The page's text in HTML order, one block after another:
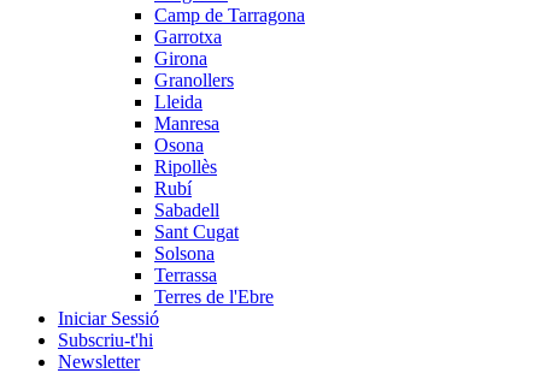
Camp de Tarragona
Garrotxa
Girona
Granollers
Lleida
Manresa
Osona
Ripollès
Rubí
Sabadell
Sant Cugat
Solsona
Terrassa
Terres de l'Ebre
Iniciar Sessió
Subscriu-t'hi
Newsletter